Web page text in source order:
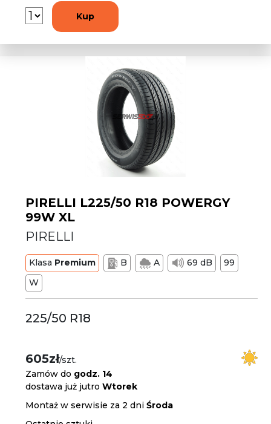
Kup
PIRELLI L225/50 R18 POWERGY
99W XL
PIRELLI
Klasa Premium B A 69 dB
99
W
225/50 R18
605zł/szt.
Zamów do godz. 14
dostawa już jutroWtorek
Montaż w serwisie za 2 dniŚroda